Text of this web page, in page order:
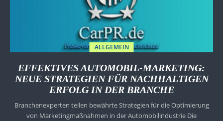
ALLGEMEIN
EFFEKTIVES AUTOMOBIL-MARKETING:
NEUE STRATEGIEN FÜR NACHHALTIGEN
ERFOLG IN DER BRANCHE
Branchenexperten teilen bewährte Strategien für die Optimierung
von Marketingmaßnahmen in der Automobilindustrie Die